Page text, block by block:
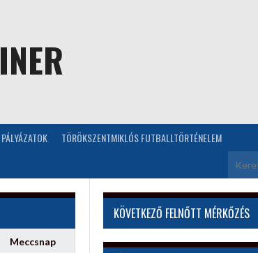
TÖRÖKSZENTMIKLÓS FUTBALLTÖRTÉNELEM
Meccsnap
KÖVETKEZŐ FELNŐTT MÉRKŐZÉS